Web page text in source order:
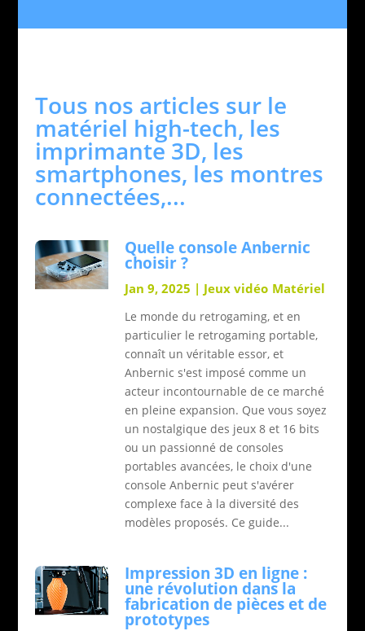
Tous nos articles sur le
matériel high-tech, les
imprimante 3D, les
smartphones, les montres
connectées,...
Quelle console Anbernic
choisir ?
Jan 9, 2025 | Jeux vidéo Matériel
Le monde du retrogaming, et en
particulier le retrogaming portable,
connaît un véritable essor, et
Anbernic s'est imposé comme un
acteur incontournable de ce marché
en pleine expansion. Que vous soyez
un nostalgique des jeux 8 et 16 bits
ou un passionné de consoles
portables avancées, le choix d'une
console Anbernic peut s'avérer
complexe face à la diversité des
modèles proposés. Ce guide...
Impression 3D en ligne :
une révolution dans la
fabrication de pièces et de
prototypes